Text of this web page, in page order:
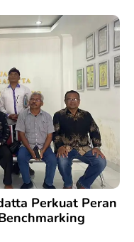
Perkuat Peran